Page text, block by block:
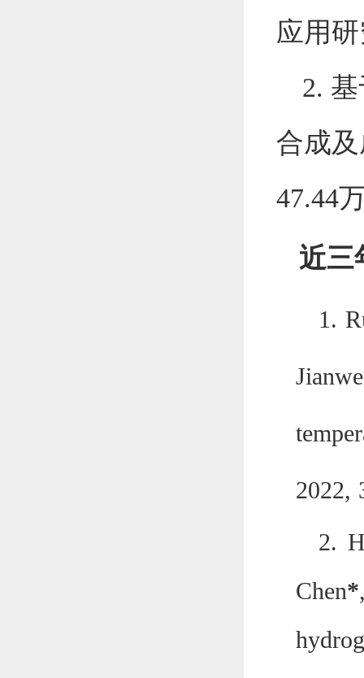
应用
2.
合成
47.44
近三
1.
2022,
2.
Chen*